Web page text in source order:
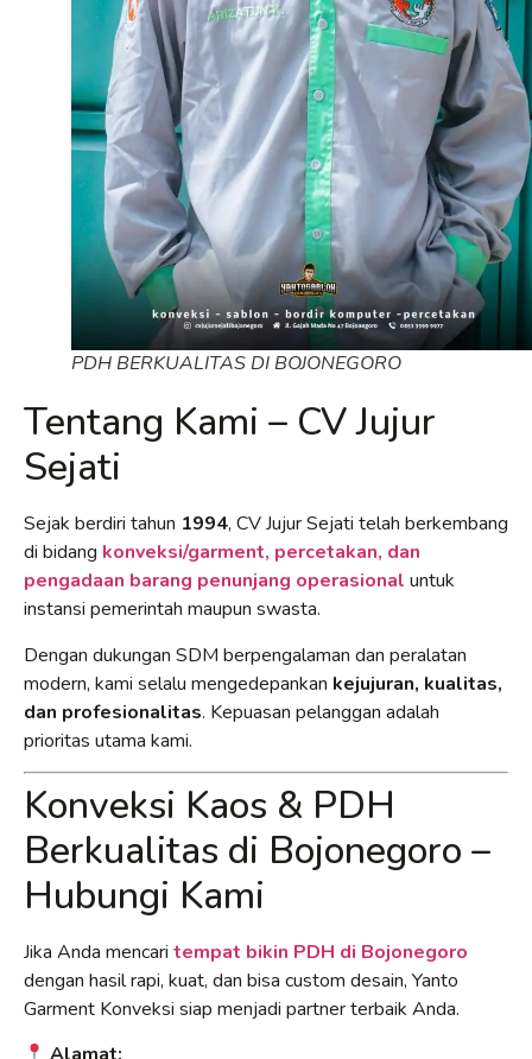
PDH BERKUALITAS DI BOJONEGORO
Tentang Kami – CV Jujur
Sejati
Sejak berdiri tahun 1994, CV Jujur Sejati telah berkembang
di bidang konveksi/garment, percetakan, dan
pengadaan barang penunjang operasional untuk
instansi pemerintah maupun swasta.
Dengan dukungan SDM berpengalaman dan peralatan
modern, kami selalu mengedepankan kejujuran, kualitas,
dan profesionalitas. Kepuasan pelanggan adalah
prioritas utama kami.
Konveksi Kaos & PDH
Berkualitas di Bojonegoro –
Hubungi Kami
Jika Anda mencari tempat bikin PDH di Bojonegoro
dengan hasil rapi, kuat, dan bisa custom desain, Yanto
Garment Konveksi siap menjadi partner terbaik Anda.